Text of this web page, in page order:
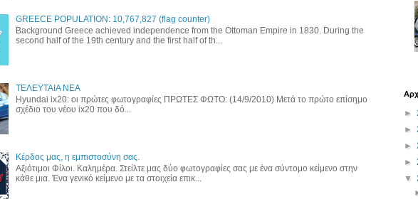
GREECE POPULATION: 10,767,827 (flag counter)
Background Greece achieved independence from the Ottoman Empire in 1830. During the
second half of the 19th century and the first half of th...
ΤΕΛΕΥΤΑΙΑ ΝΕΑ
Hyundai ix20: οι πρώτες φωτογραφίες ΠΡΩΤΕΣ ΦΩΤΟ: (14/9/2010) Μετά το πρώτο επίσημο
σχέδιο του νέου ix20 που δό...
Κέρδος μας, η εμπιστοσύνη σας.
Αξιότιμοι Φίλοι. Καλημέρα. Στείλτε μας δύο φωτογραφίες σας με ένα σύντομο κείμενο στην
κάθε μια. Ένα γενικό κείμενο με τα στοιχεία επικ...
►
►
►
►
▼